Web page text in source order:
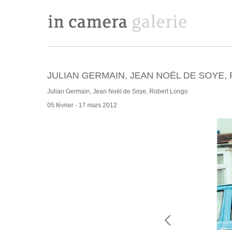
JULIAN GERMAIN, JEAN NOËL DE SOYE,
Julian Germain, Jean Noël de Soye, Robert Longo
05 février - 17 mars 2012